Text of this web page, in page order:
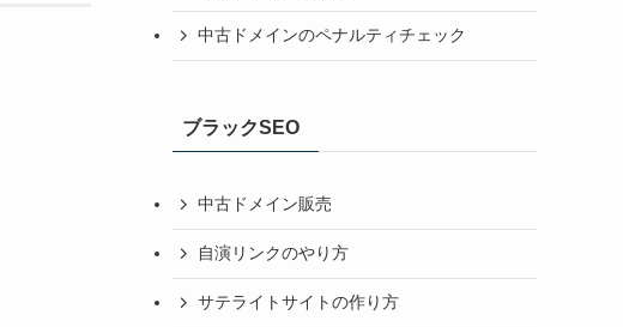
中古ドメインのペナルティチェック
ブラックSEO
中古ドメイン販売
自演リンクのやり方
サテライトサイトの作り方